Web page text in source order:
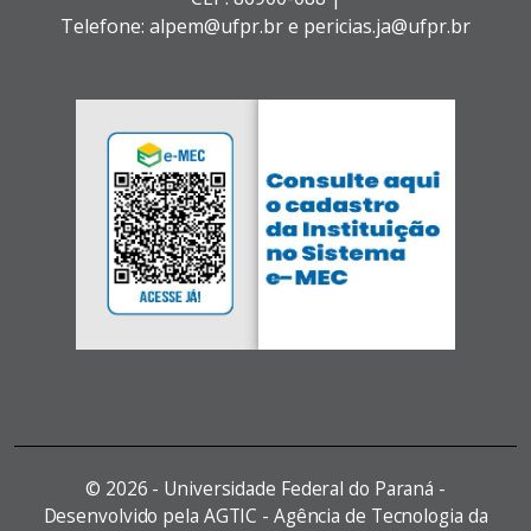
Telefone: alpem@ufpr.br e pericias.ja@ufpr.br
© 2026 - Universidade Federal do Paraná -
Desenvolvido pela AGTIC - Agência de Tecnologia da